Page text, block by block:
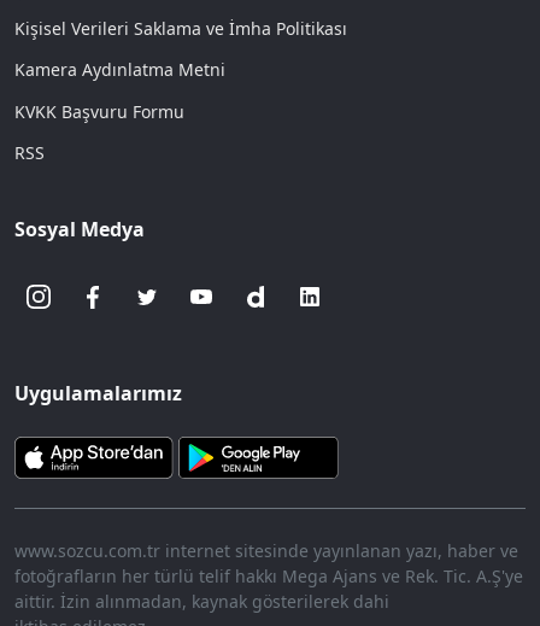
Kişisel Verileri Saklama ve İmha Politikası
Kamera Aydınlatma Metni
KVKK Başvuru Formu
RSS
Sosyal Medya
Uygulamalarımız
www.sozcu.com.tr internet sitesinde yayınlanan yazı, haber ve
fotoğrafların her türlü telif hakkı Mega Ajans ve Rek. Tic. A.Ş'ye
aittir. İzin alınmadan, kaynak gösterilerek dahi